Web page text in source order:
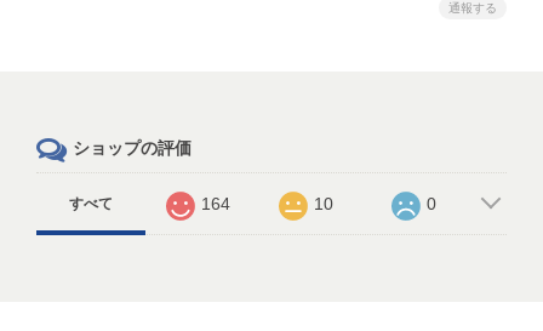
通報する
ショップの評価
すべて 164 10 0